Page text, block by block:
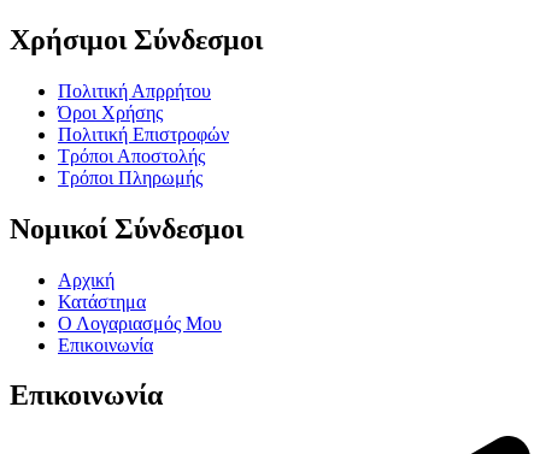
Χρήσιμοι Σύνδεσμοι
Πολιτική Απρρήτου
Όροι Χρήσης
Πολιτική Επιστροφών
Τρόποι Αποστολής
Τρόποι Πληρωμής
Νομικοί Σύνδεσμοι
Αρχική
Κατάστημα
Ο Λογαριασμός Μου
Επικοινωνία
Επικοινωνία